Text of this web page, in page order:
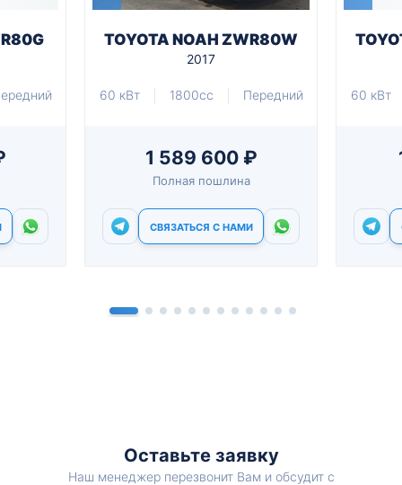
TOYOTA NOAH ZWR80W
2017
60 кВт 1800cc Передний
1 589 600 ₽
Полная пошлина
СВЯЗАТЬСЯ С НАМИ
60 кВт
Оставьте заявку
Наш менеджер перезвонит Вам и обсудит с